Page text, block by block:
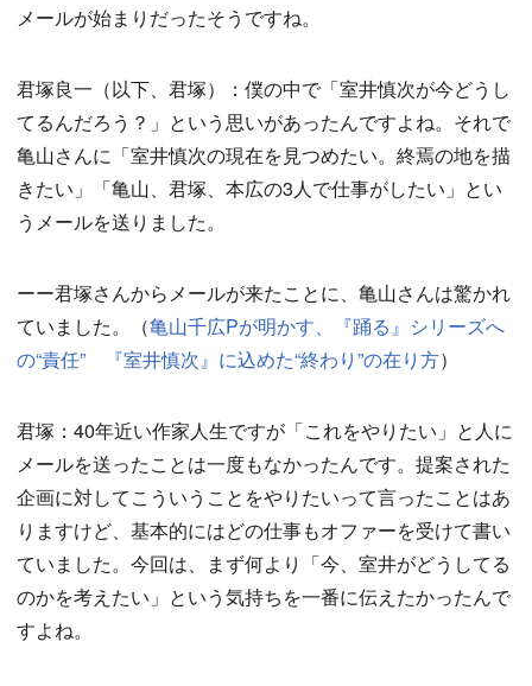
メールが始まりだったそうですね。
君塚良一（以下、君塚）：僕の中で「室井慎次が今どうし
てるんだろう？」という思いがあったんですよね。それで
亀山さんに「室井慎次の現在を見つめたい。終焉の地を描
きたい」「亀山、君塚、本広の3人で仕事がしたい」とい
うメールを送りました。
ーー君塚さんからメールが来たことに、亀山さんは驚かれ
ていました。（亀山千広Pが明かす、『踊る』シリーズへ
の“責任” 『室井慎次』に込めた“終わり”の在り方）
君塚：40年近い作家人生ですが「これをやりたい」と人に
メールを送ったことは一度もなかったんです。提案された
企画に対してこういうことをやりたいって言ったことはあ
りますけど、基本的にはどの仕事もオファーを受けて書い
ていました。今回は、まず何より「今、室井がどうしてる
のかを考えたい」という気持ちを一番に伝えたかったんで
すよね。